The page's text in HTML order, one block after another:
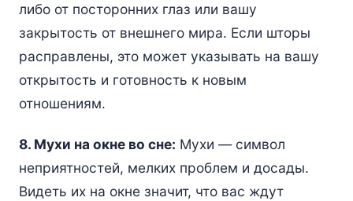
либо от посторонних глаз или вашу
закрытость от внешнего мира. Если шторы
расправлены, это может указывать на вашу
открытость и готовность к новым
отношениям.
8. Мухи на окне во сне: Мухи — символ
неприятностей, мелких проблем и досады.
Видеть их на окне значит, что вас ждут